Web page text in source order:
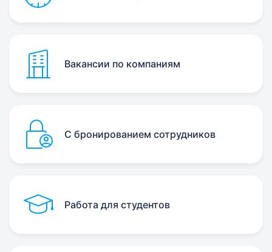
Вакансии по компаниям
С бронированием сотрудников
Работа для студентов